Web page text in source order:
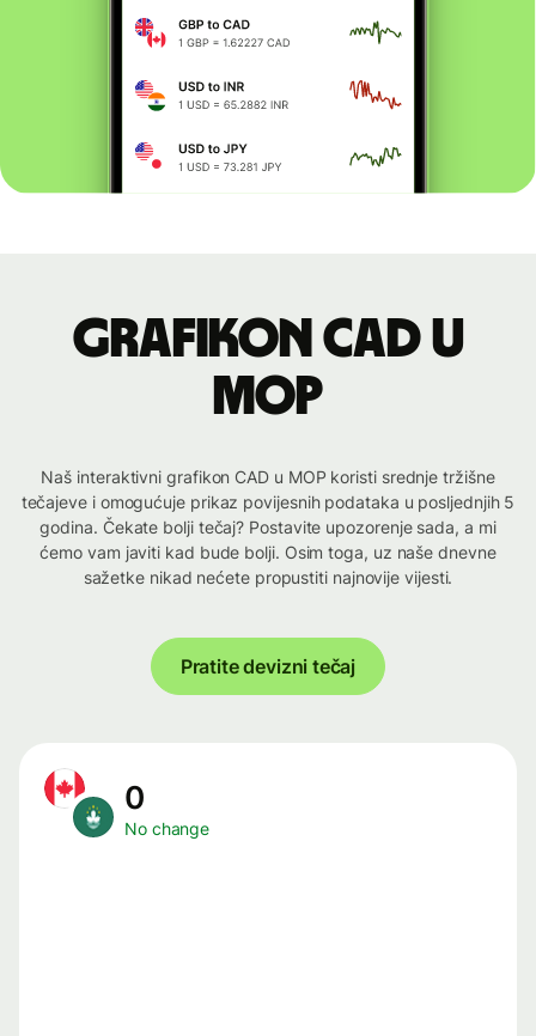
Grafikon CAD u
MOP
Naš interaktivni grafikon CAD u MOP koristi srednje tržišne
tečajeve i omogućuje prikaz povijesnih podataka u posljednjih 5
godina. Čekate bolji tečaj? Postavite upozorenje sada, a mi
ćemo vam javiti kad bude bolji. Osim toga, uz naše dnevne
sažetke nikad nećete propustiti najnovije vijesti.
Pratite devizni tečaj
0
No change